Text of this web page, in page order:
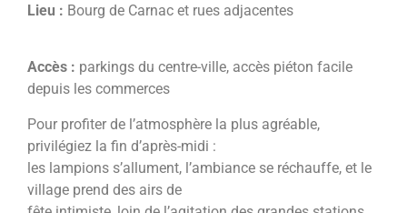
Lieu : Bourg de Carnac et rues adjacentes
Accès : parkings du centre-ville, accès piéton facile
depuis les commerces
Pour profiter de l’atmosphère la plus agréable,
privilégiez la fin d’après-midi :
les lampions s’allument, l’ambiance se réchauffe, et le
village prend des airs de